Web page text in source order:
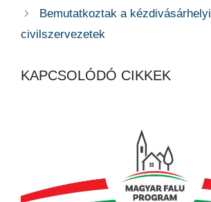
Bemutatkoztak a kézdivásárhelyi
civilszervezetek
KAPCSOLÓDÓ CIKKEK